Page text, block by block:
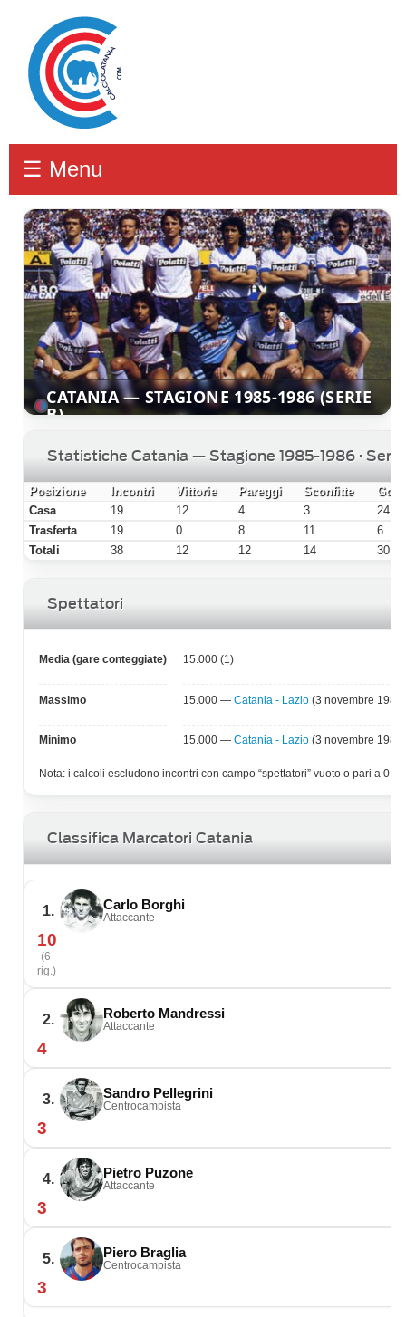
☰ Menu
CATANIA — STAGIONE 1985-1986 (SERIE
B)
Statistiche Catania — Stagione 1985-1986 ·
Posizione Incontri Vittorie Pareggi Sconfitte
Gol
Casa
19 12 4 3
24
Trasferta
19 0 8 11
6
Totali
38 12 12 14 30
Spettatori
Media (gare conteggiate) 15.000 (1)
Massimo 15.000 — Catania - Lazio (3 novembre 1985)
Minimo 15.000 — Catania - Lazio (3 novembre 1985)
Nota: i calcoli escludono incontri con campo “spettatori” vuoto o pari a 0.
Classifica Marcatori Catania
1. Carlo Borghi
Attaccante
10
(6
rig.)
2. Roberto Mandressi
Attaccante
4
3. Sandro Pellegrini
Centrocampista
3
4. Pietro Puzone
Attaccante
3
5. Piero Braglia
Centrocampista
3